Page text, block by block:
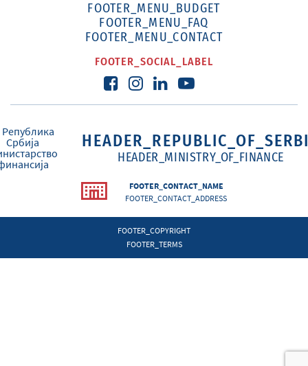
FOOTER_MENU_BUDGET
FOOTER_MENU_FAQ
FOOTER_MENU_CONTACT
FOOTER_SOCIAL_LABEL
HEADER_MINISTRY_OF_FINANCE
FOOTER_CONTACT_NAME
FOOTER_CONTACT_ADDRESS
FOOTER_COPYRIGHT
FOOTER_TERMS